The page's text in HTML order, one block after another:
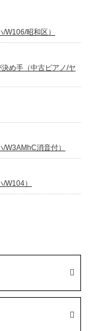
W106/昭和区）
め手（中古ピアノ/ヤ
W3AMhC消音付）
W104）